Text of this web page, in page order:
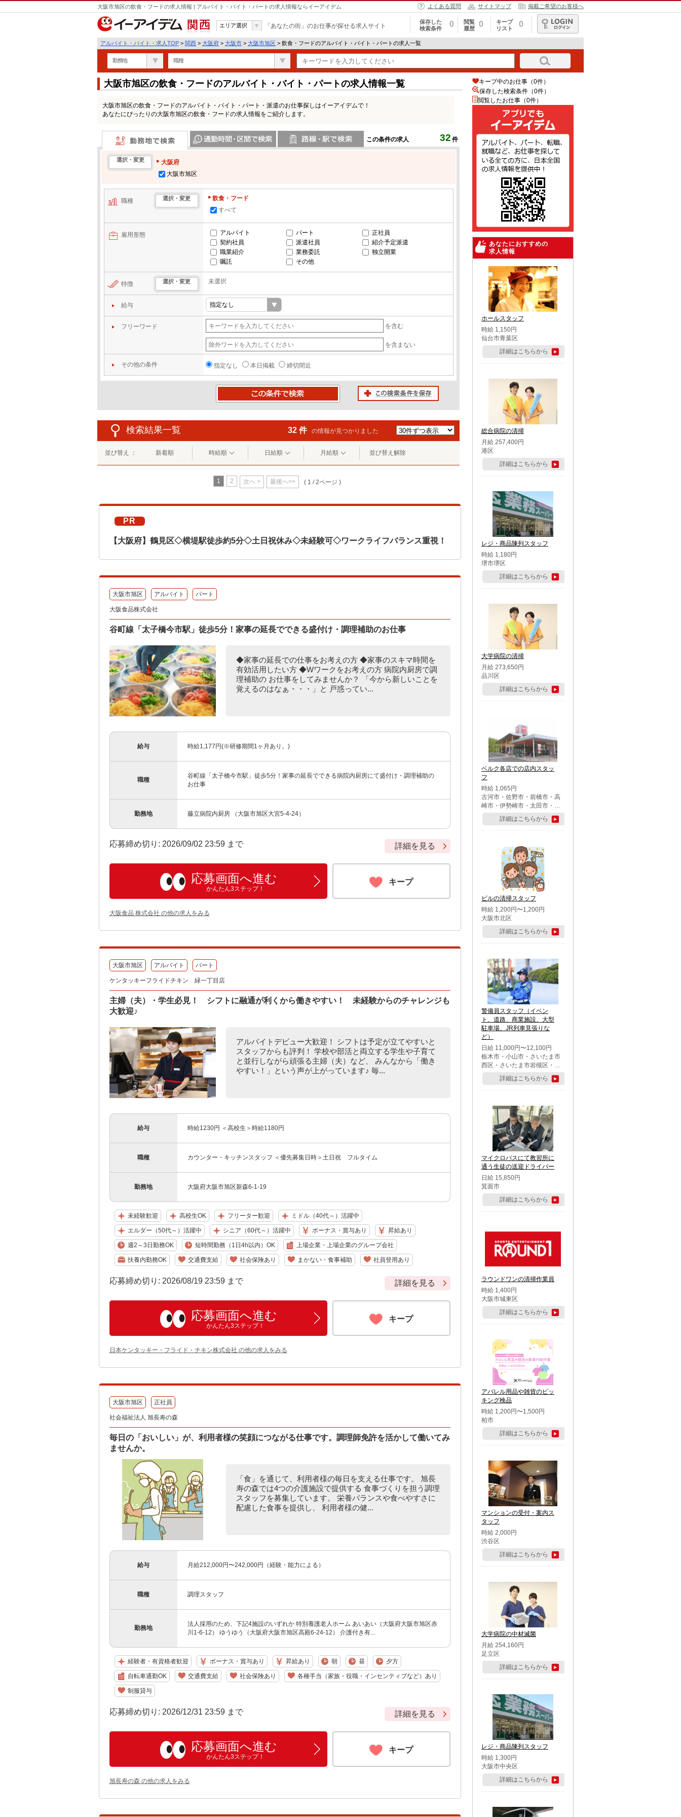
大阪市旭区の飲食・フードの求人情報 | アルバイト・バイト・パートの求人情報ならイーアイデム よくある質問 サイトマップ 掲載ご希望のお客様へ
関西
エリア選択 「あなたの街」のお仕事が探せる求人サイト
保存した
検索条件
0
閲覧
履歴
0
キープ
リスト
0
ログイン
アルバイト・バイト・求人TOP > 関西 > 大阪府 > 大阪市 > 大阪市旭区 > 飲食・フードのアルバイト・バイト・パートの求人一覧
勤務地 職種
大阪市旭区の飲食・フードのアルバイト・バイト・パートの求人情報一覧
大阪市旭区の飲食・フードのアルバイト・バイト・パート・派遣のお仕事探しはイーアイデムで！
あなたにぴったりの大阪市旭区の飲食・フードの求人情報をご紹介します。
この条件の求人 32 件
勤務地で検索
選択・変更
大阪府
大阪市旭区
職種 選択・変更
飲食・フード
すべて
雇用形態 アルバイト パート
正社員
契約社員
派遣社員
紹介予定派遣
職業紹介
業務委託
独立開業
嘱託
その他
特徴 選択・変更 未選択
給与
フリーワード を含む
を含まない
その他の条件 指定なし 本日掲載 締切間近
検索結果一覧 32 件 の情報が見つかりました
並び替え ： 新着順 時給順 日給順 月給順 並び替え解除
1 2 次へ > 最後へ>> ( 1 / 2ページ )
PR
【大阪府】鶴見区◇横堤駅徒歩約5分◇土日祝休み◇未経験可◇ワークライフバランス重視！
大阪市旭区 アルバイト パート
大阪食品株式会社
谷町線「太子橋今市駅」徒歩5分！家事の延長でできる盛付け・調理補助のお仕事
◆家事の延長での仕事をお考えの方 ◆家事のスキマ時間を
有効活用したい方 ◆Wワークをお考えの方 病院内厨房で調
理補助の お仕事をしてみませんか？ 「今から新しいことを
覚えるのはなぁ・・・」と 戸惑ってい...
給与 時給1,177円(※研修期間1ヶ月あり。)
職種
谷町線「太子橋今市駅」徒歩5分！家事の延長でできる病院内厨房にて盛付け・調理補助の
お仕事
勤務地 藤立病院内厨房 （大阪市旭区大宮5-4-24）
応募締め切り: 2026/09/02 23:59 まで 詳細を見る
応募画面へ進む
かんたん3ステップ！
キープ
大阪食品 株式会社 の他の求人をみる
大阪市旭区 アルバイト パート
ケンタッキーフライドチキン 緑一丁目店
主婦（夫）・学生必見！ シフトに融通が利くから働きやすい！ 未経験からのチャレンジも
大歓迎♪
アルバイトデビュー大歓迎！ シフトは予定が立てやすいと
スタッフからも評判！ 学校や部活と両立する学生や子育て
と並行しながら頑張る主婦（夫）など、 みんなから「働き
やすい！」という声が上がっています♪ 毎...
給与 時給1230円 ＜高校生＞時給1180円
職種 カウンター・キッチンスタッフ ＜優先募集日時＞土日祝 フルタイム
勤務地 大阪府大阪市旭区新森6-1-19
未経験歓迎 高校生OK フリーター歓迎 ミドル（40代～）活躍中
エルダー（50代～）活躍中 シニア（60代～）活躍中 ボーナス・賞与あり 昇給あり
週2～3日勤務OK 短時間勤務（1日4h以内）OK 上場企業・上場企業のグループ会社
扶養内勤務OK 交通費支給 社会保険あり まかない・食事補助 社員登用あり
応募締め切り: 2026/08/19 23:59 まで 詳細を見る
応募画面へ進む
かんたん3ステップ！
キープ
日本ケンタッキー・フライド・チキン株式会社 の他の求人をみる
大阪市旭区 正社員
社会福祉法人 旭長寿の森
毎日の「おいしい」が、利用者様の笑顔につながる仕事です。調理師免許を活かして働いてみ
ませんか。
「食」を通じて、利用者様の毎日を支える仕事です。 旭長
寿の森では4つの介護施設で提供する 食事づくりを担う調理
スタッフを募集しています。 栄養バランスや食べやすさに
配慮した食事を提供し、 利用者様の健...
給与 月給212,000円〜242,000円（経験・能力による）
職種 調理スタッフ
勤務地
法人採用のため、下記4施設のいずれか 特別養護老人ホーム あいあい（大阪府大阪市旭区赤
川1-6-12） ゆうゆう（大阪府大阪市旭区高殿6-24-12） 介護付き有...
経験者・有資格者歓迎 ボーナス・賞与あり 昇給あり 朝 昼 夕方
自転車通勤OK 交通費支給 社会保険あり 各種手当（家族・役職・インセンティブなど）あり
制服貸与
応募締め切り: 2026/12/31 23:59 まで 詳細を見る
応募画面へ進む
かんたん3ステップ！
キープ
旭長寿の森 の他の求人をみる
キープ中のお仕事（0件）
保存した検索条件（0件）
閲覧したお仕事（0件）
あなたにおすすめの
求人情報
ホールスタッフ
時給 1,150円
仙台市青葉区
詳細はこちらから
総合病院の清掃
月給 257,400円
港区
詳細はこちらから
レジ・商品陳列スタッフ
時給 1,180円
堺市堺区
詳細はこちらから
大学病院の清掃
月給 273,650円
品川区
詳細はこちらから
ベルク各店での店内スタッ
フ
時給 1,065円
古河市・佐野市・前橋市・高
崎市・伊勢崎市・太田市・館
林市・藤岡市・大泉町・さい
たま市北区・川越市・熊谷
市・行田市・秩父市・所沢
市・鶴ケ島市・千葉市中央
区・市川市・松戸市・習志野
市・柏市・流山市・八千代
市・足立区・江戸川区・八王
子市・町田市
詳細はこちらから
ビルの清掃スタッフ
時給 1,200円〜1,200円
大阪市北区
詳細はこちらから
警備員スタッフ（イベン
ト、道路、商業施設、大型
駐車場、JR列車見張りな
ど）
日給 11,000円〜12,100円
栃木市・小山市・さいたま市
西区・さいたま市岩槻区・久
喜市・蓮田市
詳細はこちらから
マイクロバスにて教習所に
通う生徒の送迎ドライバー
日給 15,850円
箕面市
詳細はこちらから
ラウンドワンの清掃作業員
時給 1,400円
大阪市城東区
詳細はこちらから
アパレル用品や雑貨のピッ
キング検品
時給 1,200円〜1,500円
柏市
詳細はこちらから
マンションの受付・案内ス
タッフ
時給 2,000円
渋谷区
詳細はこちらから
大学病院の中材滅菌
月給 254,160円
足立区
詳細はこちらから
レジ・商品陳列スタッフ
時給 1,300円
大阪市中央区
詳細はこちらから